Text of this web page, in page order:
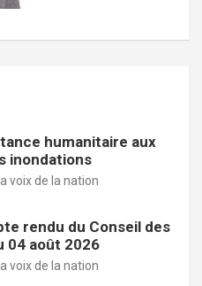
humanitaire aux
inondations
voix de la nation
rendu du Conseil des
04 août 2026
voix de la nation